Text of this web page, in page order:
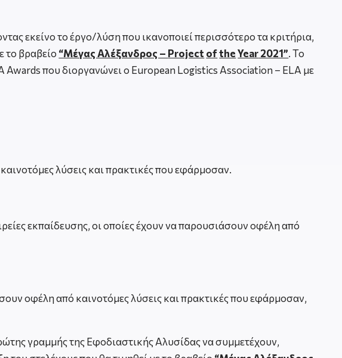
εκείνο το έργο/λύση που ικανοποιεί περισσότερο τα κριτήρια,
το βραβείο “Μέγας Αλέξανδρος – Project ofthe Year2021”. Το
που διοργανώνει ο European Logistics Association – ELA με
λύσεις και πρακτικές που εφάρμοσαν.
εκπαίδευσης, οι οποίες έχουν να παρουσιάσουν οφέλη από
οφέλη από καινοτόμες λύσεις και πρακτικές που εφάρμοσαν,
γραμμής της Εφοδιαστικής Αλυσίδας να συμμετέχουν,